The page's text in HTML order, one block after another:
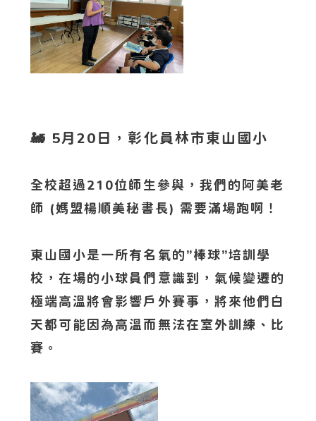
🚂 5月20日，彰化員林市東山國小
全校超過210位師生參與，我們的阿美老
師 (媽盟楊順美秘書長) 需要滿場跑啊！
東山國小是一所有名氣的”棒球”培訓學
校，在場的小球員們意識到，氣候變遷的
極端高溫將會影響戶外賽事，將來他們白
天都可能因為高溫而無法在室外訓練、比
賽。